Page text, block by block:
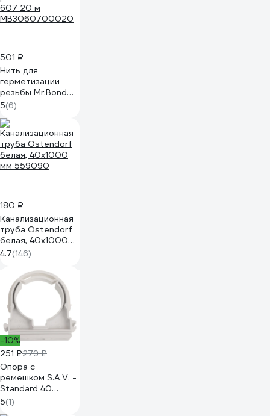
501 ₽
Нить для
герметизации
резьбы Mr.Bond
607 20 м
MB3060700020
5(6)
180 ₽
Канализационная
труба Ostendorf
белая, 40x1000
мм 559090
4.7(146)
-10%
251 ₽279 ₽
Опора с
ремешком S.A.V. -
Standard 40
(белый) 25 шт.
51340
5(1)